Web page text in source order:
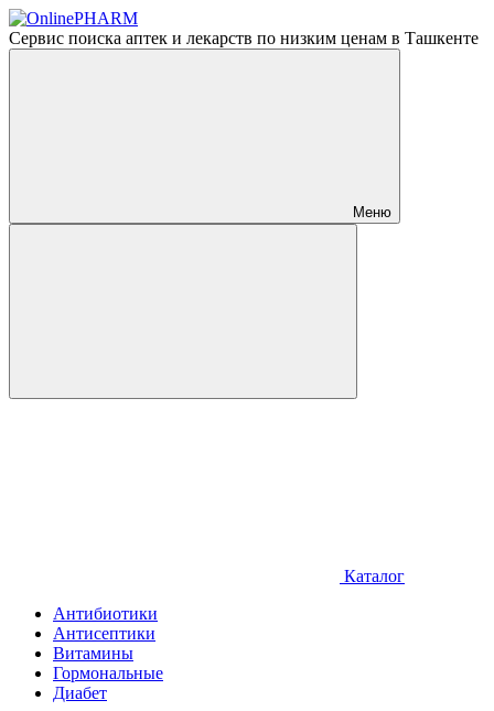
Сервис поиска аптек и лекарств по низким ценам в Ташкенте
Меню
Каталог
Антибиотики
Антисептики
Витамины
Гормональные
Диабет